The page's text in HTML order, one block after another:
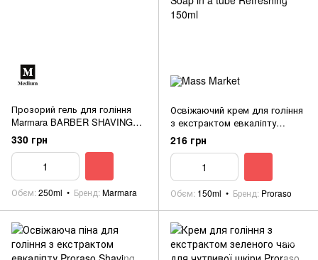
Прозорий гель для гоління
Marmara BARBER SHAVING
GEL 250ML NO.4
330 грн
Обєм 250ml Бренд Marmara
Освіжаючий крем для гоління
з екстрактом евкаліпту
Proraso Shaving Soap in a tube
Refreshing 150ml
216 грн
Обєм 150ml Бренд Proraso